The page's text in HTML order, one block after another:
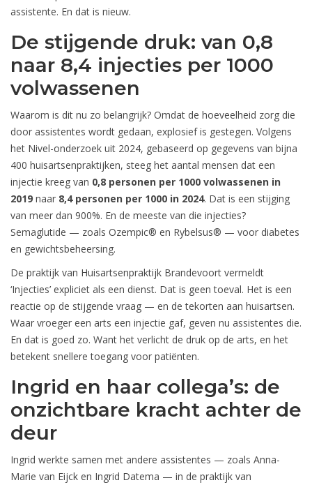
assistente. En dat is nieuw.
De stijgende druk: van 0,8
naar 8,4 injecties per 1000
volwassenen
Waarom is dit nu zo belangrijk? Omdat de hoeveelheid zorg die
door assistentes wordt gedaan, explosief is gestegen. Volgens
het Nivel-onderzoek uit 2024, gebaseerd op gegevens van bijna
400 huisartsenpraktijken, steeg het aantal mensen dat een
injectie kreeg van 0,8 personen per 1000 volwassenen in
2019 naar 8,4 personen per 1000 in 2024. Dat is een stijging
van meer dan 900%. En de meeste van die injecties?
Semaglutide — zoals Ozempic® en Rybelsus® — voor diabetes
en gewichtsbeheersing.
De praktijk van Huisartsenpraktijk Brandevoort vermeldt
‘Injecties’ expliciet als een dienst. Dat is geen toeval. Het is een
reactie op de stijgende vraag — en de tekorten aan huisartsen.
Waar vroeger een arts een injectie gaf, geven nu assistentes die.
En dat is goed zo. Want het verlicht de druk op de arts, en het
betekent snellere toegang voor patiënten.
Ingrid en haar collega’s: de
onzichtbare kracht achter de
deur
Ingrid werkte samen met andere assistentes — zoals Anna-
Marie van Eijck en Ingrid Datema — in de praktijk van